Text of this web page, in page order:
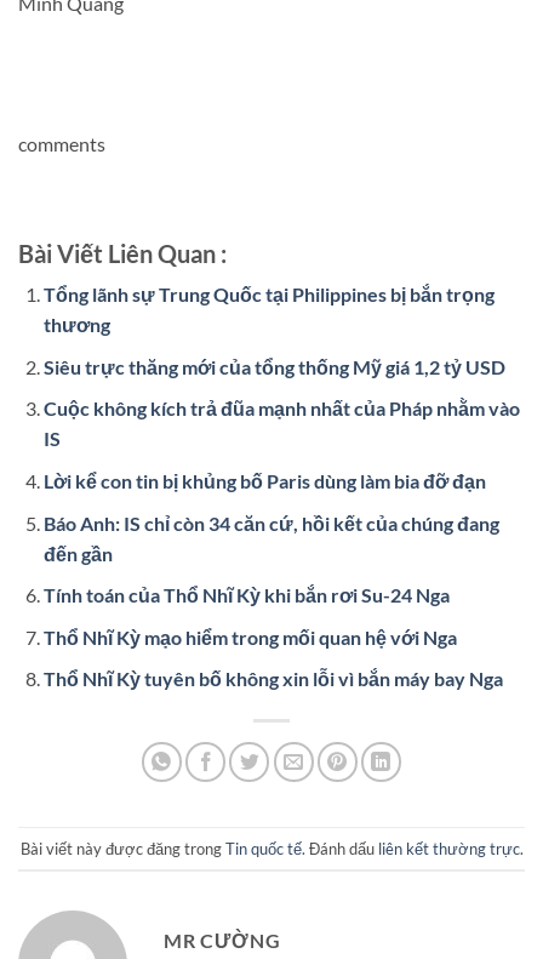
comments
Bài Viết Liên Quan :
Tổng lãnh sự Trung Quốc tại Philippines bị bắn trọng
thương
Siêu trực thăng mới của tổng thống Mỹ giá 1,2 tỷ USD
Cuộc không kích trả đũa mạnh nhất của Pháp nhằm vào
IS
Lời kể con tin bị khủng bố Paris dùng làm bia đỡ đạn
Báo Anh: IS chỉ còn 34 căn cứ, hồi kết của chúng đang
đến gần
Tính toán của Thổ Nhĩ Kỳ khi bắn rơi Su-24 Nga
Thổ Nhĩ Kỳ mạo hiểm trong mối quan hệ với Nga
Thổ Nhĩ Kỳ tuyên bố không xin lỗi vì bắn máy bay Nga
Bài viết này được đăng trongTin quốc tế. Đánh dấu liên kết thường trực.
MR CƯỜNG